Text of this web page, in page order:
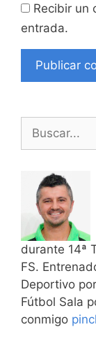
Recibir un
entrada.
durante 14ª
FS.
Deportivo
Fútbol Sala
conmigo